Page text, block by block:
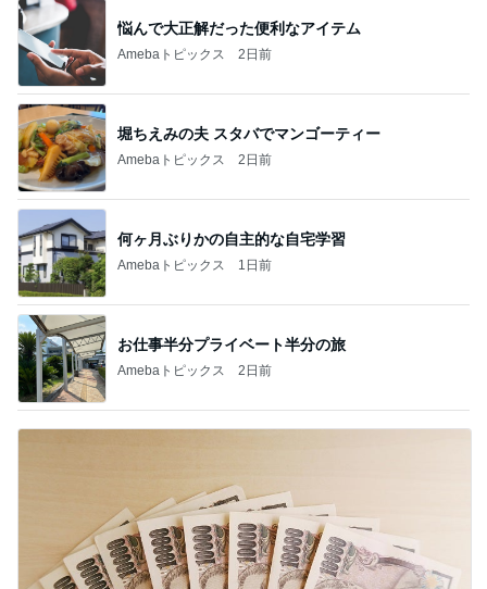
悩んで大正解だった便利なアイテム
Amebaトピックス 2日前
堀ちえみの夫 スタバでマンゴーティー
Amebaトピックス 2日前
何ヶ月ぶりかの自主的な自宅学習
Amebaトピックス 1日前
お仕事半分プライベート半分の旅
Amebaトピックス 2日前